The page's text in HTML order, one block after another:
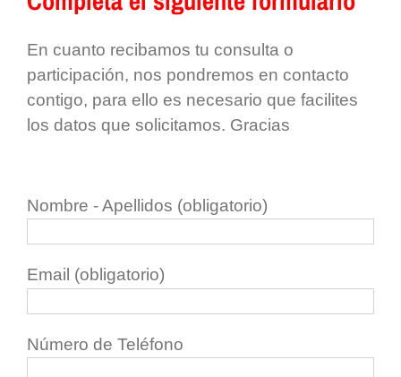
En cuanto recibamos tu consulta o
participación, nos pondremos en contacto
contigo, para ello es necesario que facilites
los datos que solicitamos. Gracias
Nombre - Apellidos (obligatorio)
Email (obligatorio)
Número de Teléfono